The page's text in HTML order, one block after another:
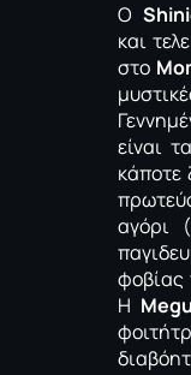
Ο
και
στο
είναι
κάποτε
αγόρι
φοβίας
Η